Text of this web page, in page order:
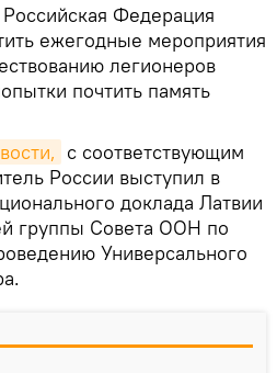
Российская Федерация
ежегодные мероприятия
легионеров
почтить память
с соответствующим
России выступил в
доклада Латвии
группы Совета ООН по
Универсального